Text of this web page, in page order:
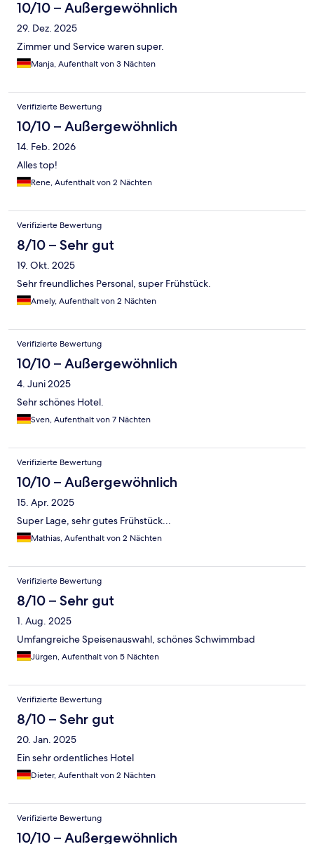
10/10 – Außergewöhnlich
29. Dez. 2025
Zimmer und Service waren super.
Manja, Aufenthalt von 3 Nächten
Verifizierte Bewertung
10/10 – Außergewöhnlich
14. Feb. 2026
Alles top!
Rene, Aufenthalt von 2 Nächten
Verifizierte Bewertung
8/10 – Sehr gut
19. Okt. 2025
Sehr freundliches Personal, super Frühstück.
Amely, Aufenthalt von 2 Nächten
Verifizierte Bewertung
10/10 – Außergewöhnlich
4. Juni 2025
Sehr schönes Hotel.
Sven, Aufenthalt von 7 Nächten
Verifizierte Bewertung
10/10 – Außergewöhnlich
15. Apr. 2025
Super Lage, sehr gutes Frühstück...
Mathias, Aufenthalt von 2 Nächten
Verifizierte Bewertung
8/10 – Sehr gut
1. Aug. 2025
Umfangreiche Speisenauswahl, schönes Schwimmbad
Jürgen, Aufenthalt von 5 Nächten
Verifizierte Bewertung
8/10 – Sehr gut
20. Jan. 2025
Ein sehr ordentliches Hotel
Dieter, Aufenthalt von 2 Nächten
Verifizierte Bewertung
10/10 – Außergewöhnlich